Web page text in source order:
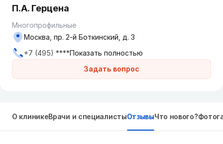
П.А. Герцена
Многопрофильные
Задать вопрос
Москва, пр. 2-й Боткинский, д. 3
+7 (495) ****Показать полностью
О клиникеВрачи и специалистыОтзывыЧто нового?